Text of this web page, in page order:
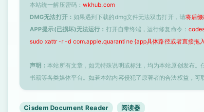
本站统一解压密码： wkhub.com
DMG无法打开： 如果遇到下载的dmg文件无法双击打开，请将后
APP提示(已损坏)无法运行： 打开自带终端，运行修复命令：
sudo xattr -r -d com.apple.quarantine {app具体路径或者直接拖
声明：本站所有文章，如无特殊说明或标注，均为本站原创发布
书籍等各类媒体平台。如若本站内容侵犯了原著者的合法权益，可
Cisdem Document Reader 阅读器